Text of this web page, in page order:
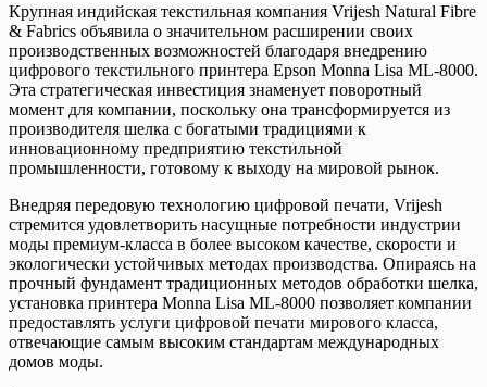
Крупная индийская текстильная компания Vrijesh Natural Fibre
& Fabrics объявила о значительном расширении своих
производственных возможностей благодаря внедрению
цифрового текстильного принтера Epson Monna Lisa ML-8000.
Эта стратегическая инвестиция знаменует поворотный
момент для компании, поскольку она трансформируется из
производителя шелка с богатыми традициями к
инновационному предприятию текстильной
промышленности, готовому к выходу на мировой рынок.
Внедряя передовую технологию цифровой печати, Vrijesh
стремится удовлетворить насущные потребности индустрии
моды премиум-класса в более высоком качестве, скорости и
экологически устойчивых методах производства. Опираясь на
прочный фундамент традиционных методов обработки шелка,
установка принтера Monna Lisa ML-8000 позволяет компании
предоставлять услуги цифровой печати мирового класса,
отвечающие самым высоким стандартам международных
домов моды.